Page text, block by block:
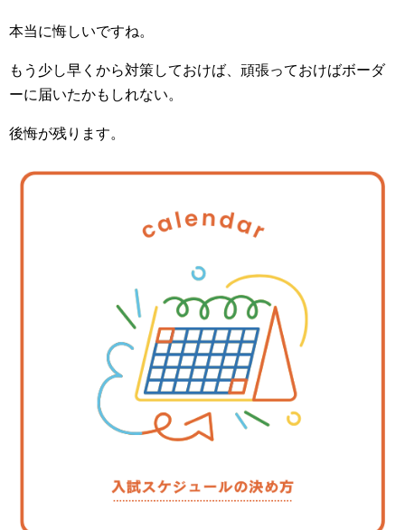
本当に悔しいですね。
もう少し早くから対策しておけば、頑張っておけばボーダ
ーに届いたかもしれない。
後悔が残ります。